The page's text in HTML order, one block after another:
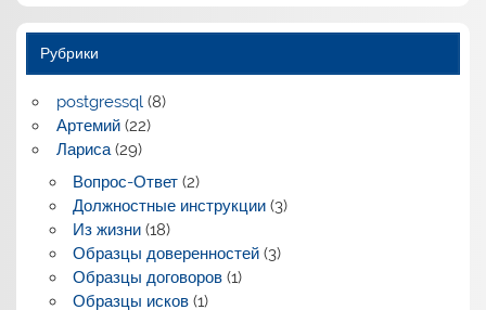
Рубрики
postgressql(8)
Артемий(22)
Лариса(29)
Вопрос-Ответ(2)
Должностные инструкции(3)
Из жизни(18)
Образцы доверенностей(3)
Образцы договоров(1)
Образцы исков(1)